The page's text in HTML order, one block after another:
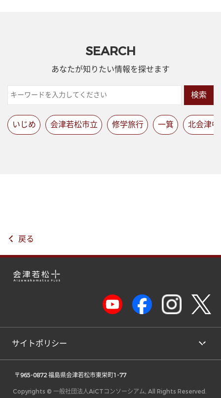
SEARCH
あなたが知りたい情報を探せます
検索
いじめ 会津若松市立 修学旅行 一箕 北会津中
戻る
サイトポリシー
〒965-0872 福島県会津若松市東栄町1-77
Copyrights © 一般社団法人AiCTコンソーシアム, All Rights Reserved.